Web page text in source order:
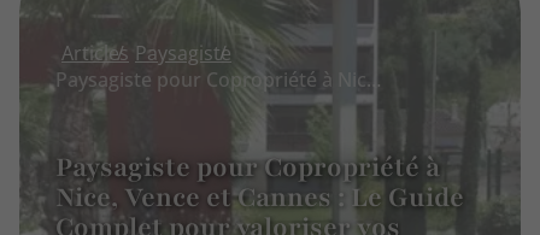
Articles Paysagiste
Paysagiste pour Copropriété à Nice, Vence et Cannes : Le Guide Complet pour valoriser vos espaces extérieurs
Paysagiste pour Copropriété à
Nice, Vence et Cannes : Le Guide